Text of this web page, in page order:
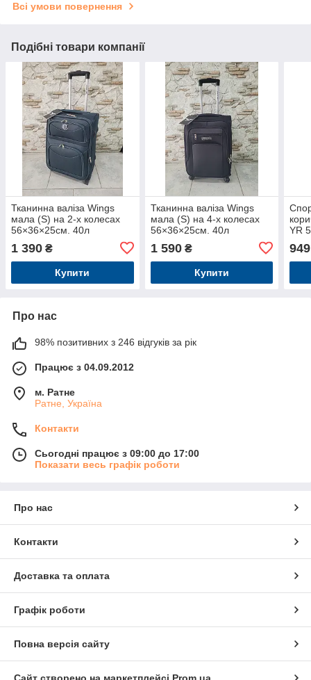
Всі умови повернення
Подібні товари компанії
Тканинна валіза Wings
мала (S) на 2-х колесах
56×36×25см. 40л
1 390 ₴
Купити
Тканинна валіза Wings
мала (S) на 4-х колесах
56×36×25см. 40л
1 590₴
Купити
YR
949
Про нас
98% позитивних з 246 відгуків за рік
Працює з 04.09.2012
м. Ратне
Ратне, Україна
Контакти
Сьогодні працює з 09:00 до 17:00
Показати весь графік роботи
Про нас
Контакти
Доставка та оплата
Графік роботи
Повна версія сайту